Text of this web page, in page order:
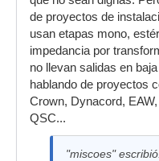
de proyectos de
usan etapas mono,
impedancia por
no llevan salidas en
hablando de proyectos
Crown, Dynacord,
QSC...
"miscoes"